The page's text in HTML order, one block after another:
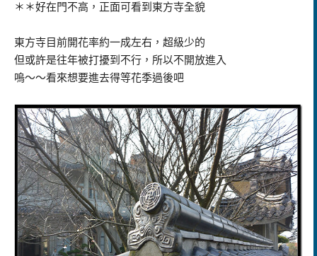
＊＊好在門不高，正面可看到東方寺全貌
東方寺目前開花率約一成左右，超級少的
但或許是往年被打擾到不行，所以不開放進入
嗚～～看來想要進去得等花季過後吧